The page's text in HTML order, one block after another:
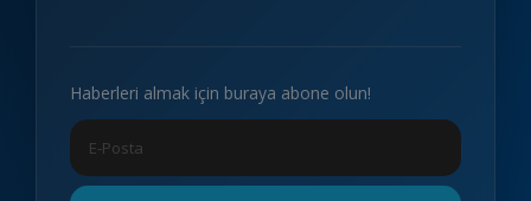
Haberleri almak için buraya abone olun!